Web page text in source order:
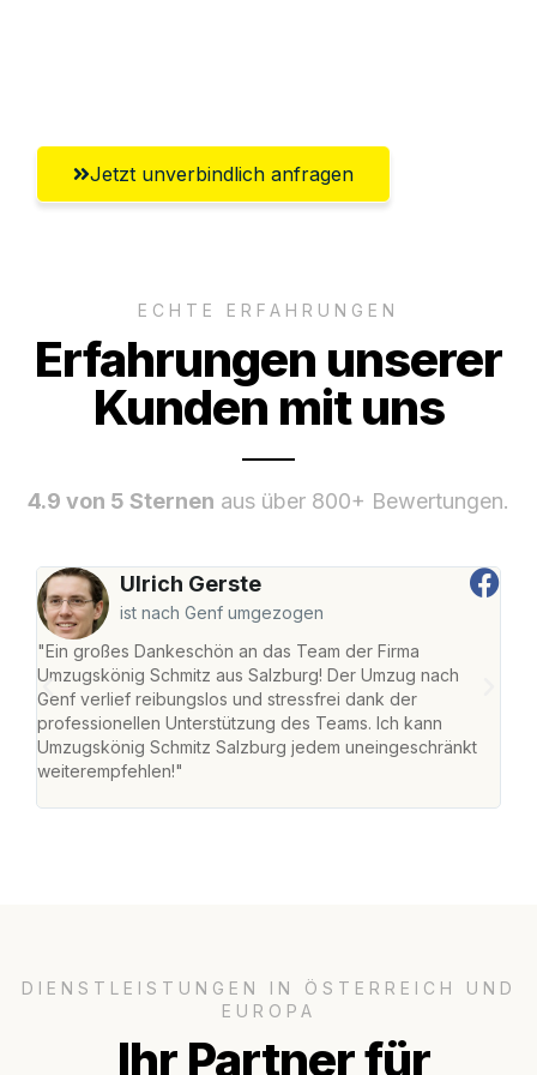
Jetzt unverbindlich anfragen
ECHTE ERFAHRUNGEN
Erfahrungen unserer
Kunden mit uns
4.9 von 5 Sternen aus über 800+ Bewertungen.
Ulrich Gerste
ist nach Genf umgezogen
"Ein großes Dankeschön an das Team der Firma
Umzugskönig Schmitz aus Salzburg! Der Umzug nach
Genf verlief reibungslos und stressfrei dank der
professionellen Unterstützung des Teams. Ich kann
Umzugskönig Schmitz Salzburg jedem uneingeschränkt
weiterempfehlen!"
DIENSTLEISTUNGEN IN ÖSTERREICH UND
EUROPA
Ihr Partner für